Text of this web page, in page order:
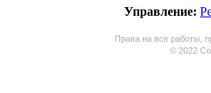
Управление:
Права на все работы,
© 2022